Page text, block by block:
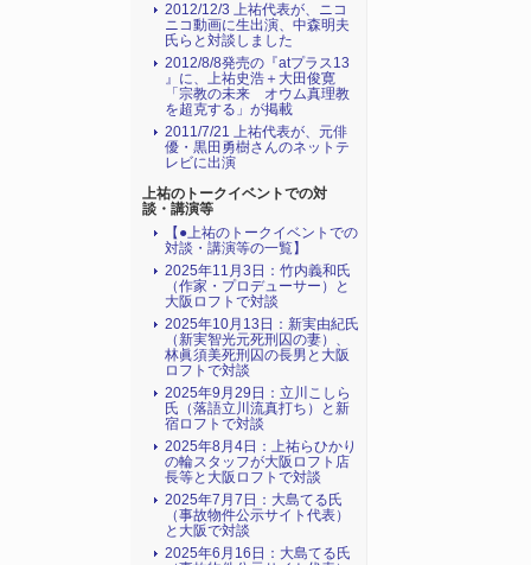
2012/12/3 上祐代表が、ニコ
ニコ動画に生出演、中森明夫
氏らと対談しました
2012/8/8発売の『atプラス13
』に、上祐史浩＋大田俊寛
「宗教の未来 オウム真理教
を超克する」が掲載
2011/7/21 上祐代表が、元俳
優・黒田勇樹さんのネットテ
レビに出演
上祐のトークイベントでの対
談・講演等
【●上祐のトークイベントでの
対談・講演等の一覧】
2025年11月3日：竹内義和氏
（作家・プロデューサー）と
大阪ロフトで対談
2025年10月13日：新実由紀氏
（新実智光元死刑囚の妻）、
林眞須美死刑囚の長男と大阪
ロフトで対談
2025年9月29日：立川こしら
氏（落語立川流真打ち）と新
宿ロフトで対談
2025年8月4日：上祐らひかり
の輪スタッフが大阪ロフト店
長等と大阪ロフトで対談
2025年7月7日：大島てる氏
（事故物件公示サイト代表）
と大阪で対談
2025年6月16日：大島てる氏